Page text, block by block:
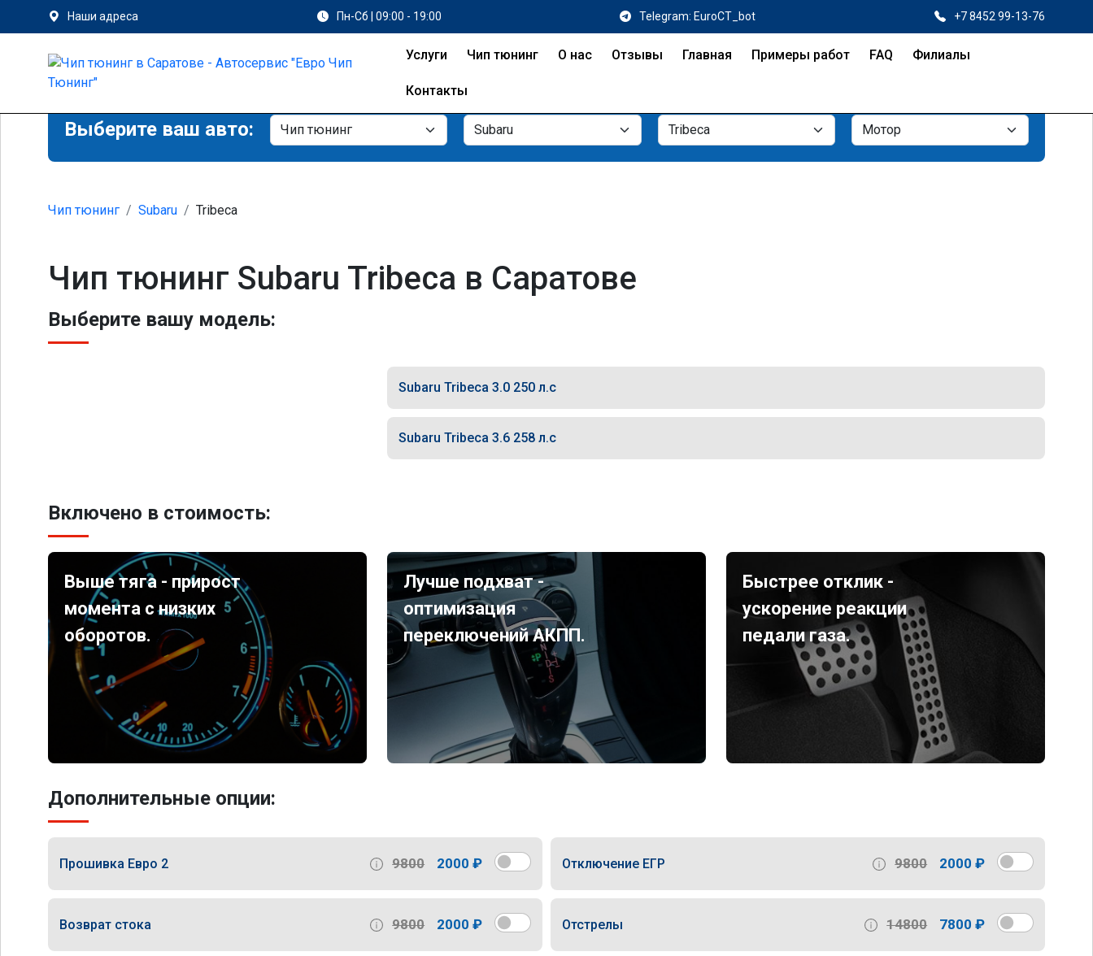
Наши адреса Пн-Сб | 09:00 - 19:00 Telegram: EuroCT_bot +7 8452 99-13-76
Услуги Чип тюнинг О нас Отзывы Главная Примеры работ FAQ Филиалы
Контакты
Выберите ваш авто:
Чип тюнинг Subaru Tribeca
Чип тюнинг Subaru Tribeca в Саратове
Выберите вашу модель:
Subaru Tribeca 3.0 250 л.с
Subaru Tribeca 3.6 258 л.с
Включено в стоимость:
Выше тяга - прирост
момента с низких
оборотов.
Лучше подхват -
оптимизация
переключений АКПП.
Быстрее отклик -
ускорение реакции
педали газа.
Дополнительные опции:
Прошивка Евро 2 9800 2000 ₽ Отключение ЕГР 9800 2000 ₽
Возврат стока 9800 2000 ₽ Отстрелы 14800 7800 ₽